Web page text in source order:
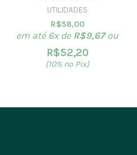
UTILIDADES
R$58,00
em até 6x de R$9,67ou
R$52,20
(10% no Pix)